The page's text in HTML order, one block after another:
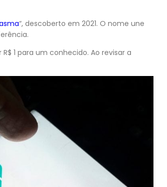
“, descoberto em 2021. O nome une
1 para um conhecido. Ao revisar a